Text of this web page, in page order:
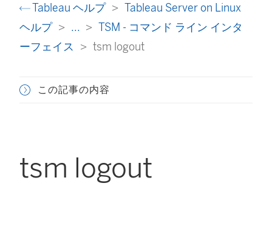
Tableau ヘルプ
Tableau Server on Linux
ヘルプ
...
TSM - コマンド ライン インタ
ーフェイス
tsm logout
この記事の内容
tsm logout